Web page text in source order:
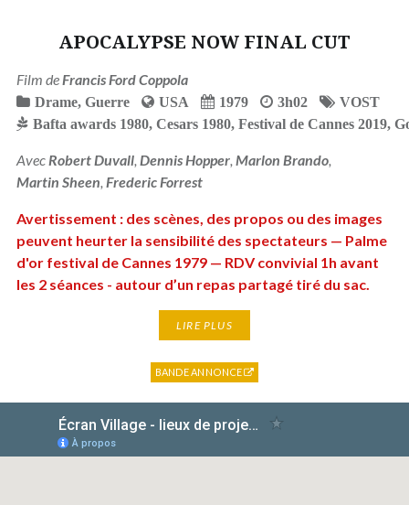
APOCALYPSE NOW FINAL CUT
Film deFrancis Ford Coppola
Drame, Guerre USA 1979 3h02
VOST
Bafta awards 1980, Cesars 1980, Festival de Cannes 2019,
AvecRobert Duvall, Dennis Hopper, Marlon Brando,
Martin Sheen, Frederic Forrest
Avertissement : des scènes, des propos ou des images
peuvent heurter la sensibilité des spectateurs — Palme
d'or festival de Cannes 1979 — RDV convivial 1h avant
les 2 séances - autour d’un repas partagé tiré du sac.
LIRE PLUS
BANDE ANNONCE